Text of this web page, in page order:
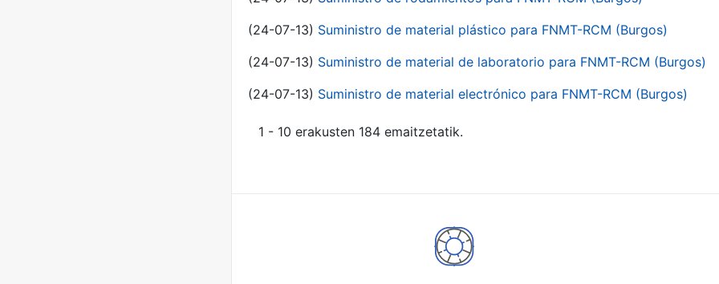
(24-07-13) Suministro de material plástico para FNMT-RCM (Burgos)
(24-07-13) Suministro de material de laboratorio para FNMT-RCM (Burgos)
(24-07-13) Suministro de material electrónico para FNMT-RCM (Burgos)
1 - 10 erakusten 184 emaitzetatik.